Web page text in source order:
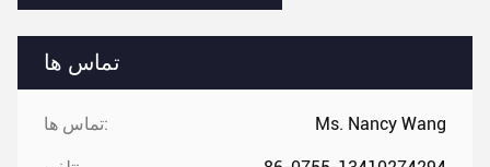
تماس ها
تماس ها: Ms. Nancy Wang